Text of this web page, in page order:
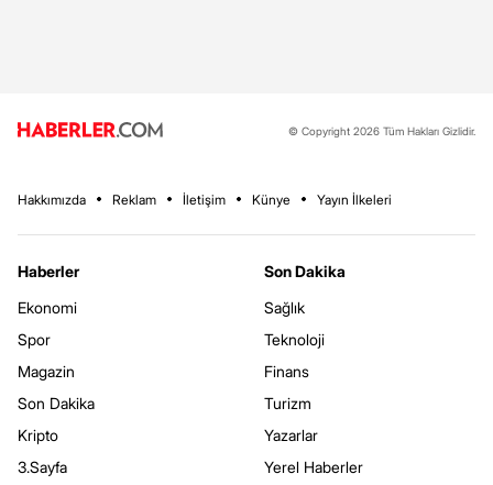
© Copyright 2026 Tüm Hakları Gizlidir.
Hakkımızda Reklam İletişim Künye Yayın İlkeleri
Haberler
Ekonomi
Spor
Magazin
Son Dakika
Kripto
3.Sayfa
Son Dakika
Sağlık
Teknoloji
Finans
Turizm
Yazarlar
Yerel Haberler